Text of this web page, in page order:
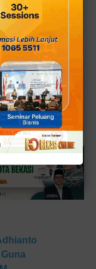
Bekasi, Trie
kepada Ulama